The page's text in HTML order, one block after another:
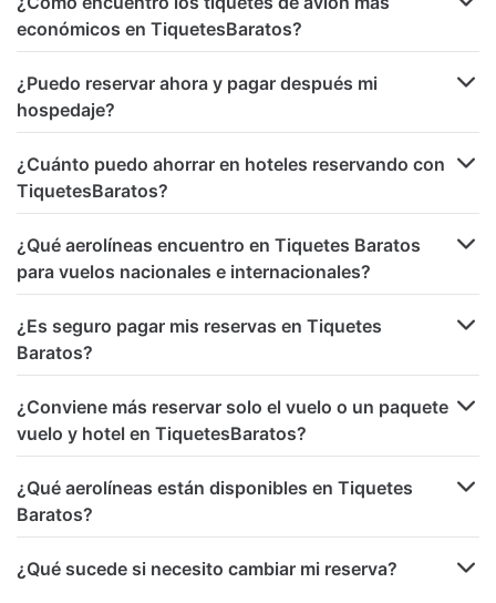
económicos en TiquetesBaratos?
¿Puedo reservar ahora y pagar después mi
hospedaje?
¿Cuánto puedo ahorrar en hoteles reservando con
TiquetesBaratos?
¿Qué aerolíneas encuentro en Tiquetes Baratos
para vuelos nacionales e internacionales?
¿Es seguro pagar mis reservas en Tiquetes
Baratos?
¿Conviene más reservar solo el vuelo o un paquete
vuelo y hotel en TiquetesBaratos?
¿Qué aerolíneas están disponibles en Tiquetes
Baratos?
¿Qué sucede si necesito cambiar mi reserva?